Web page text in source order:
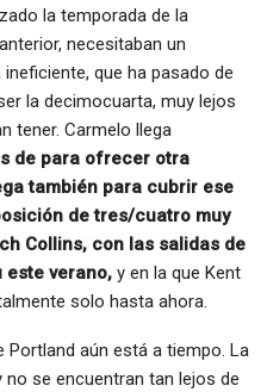
la temporada de la
necesitaban un
que ha pasado de
la decimocuarta, muy lejos
tener. Carmelo llega
de para ofrecer otra
también para cubrir ese
de tres/cuatro muy
Collins, con las salidas de
este verano, y en la que Kent
solo hasta ahora.
Portland aún está a tiempo. La
se encuentran tan lejos de